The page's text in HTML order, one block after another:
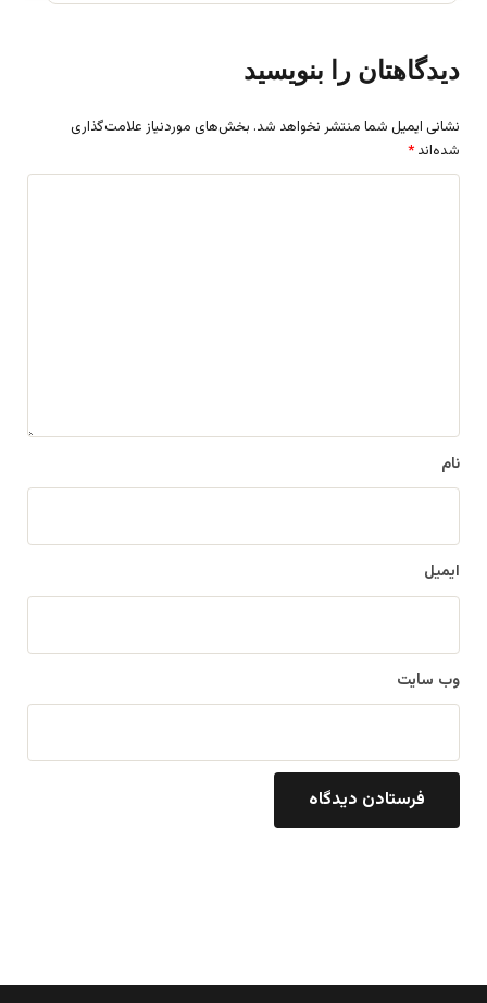
دیدگاهتان را بنویسید
نشانی ایمیل شما منتشر نخواهد شد. بخش‌های موردنیاز علامت‌گذاری
شده‌اند *
نام
ایمیل
وب‌ سایت